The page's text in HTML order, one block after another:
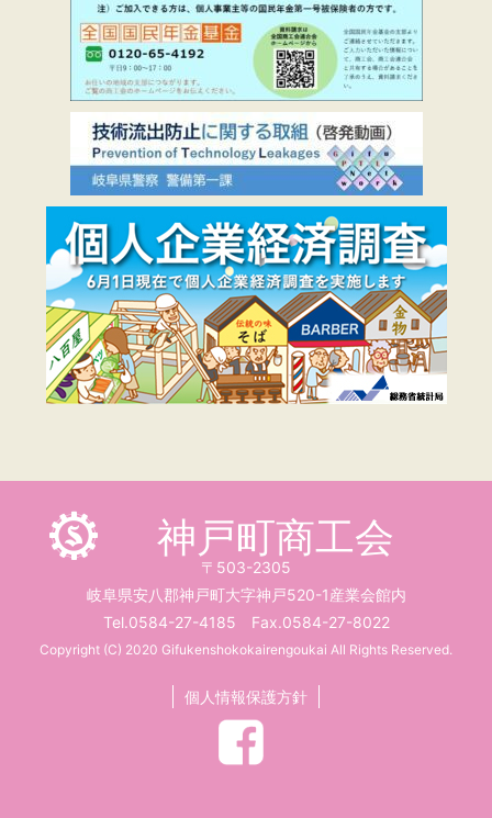
神戸町商工会
〒503-2305
岐阜県安八郡神戸町大字神戸520-1産業会館内
Tel.0584-27-4185 Fax.0584-27-8022
Copyright (C) 2020 Gifukenshokokairengoukai All Rights Reserved.
個人情報保護方針